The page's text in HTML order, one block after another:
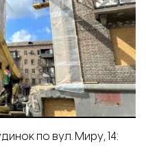
по вул. Миру, 14: